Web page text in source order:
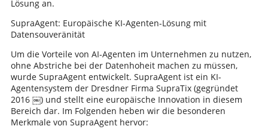
Lösung an.
SupraAgent: Europäische KI-Agenten-Lösung mit
Datensouveränität
Um die Vorteile von AI-Agenten im Unternehmen zu nutzen,
ohne Abstriche bei der Datenhoheit machen zu müssen,
wurde SupraAgent entwickelt. SupraAgent ist ein KI-
Agentensystem der Dresdner Firma SupraTix (gegründet
2016 ￼) und stellt eine europäische Innovation in diesem
Bereich dar. Im Folgenden heben wir die besonderen
Merkmale von SupraAgent hervor: